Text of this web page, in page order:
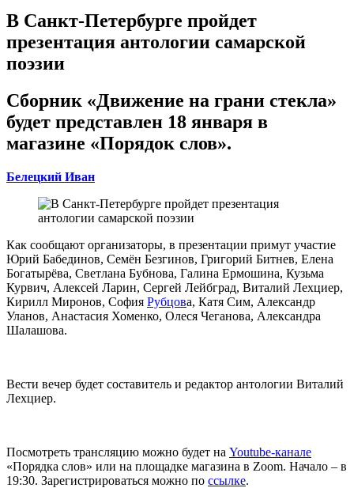
В Санкт-Петербурге пройдет
презентация антологии самарской
поэзии
Сборник «Движение на грани стекла»
будет представлен 18 января в
магазине «Порядок слов».
Белецкий Иван
Как сообщают организаторы, в презентации примут участие
Юрий Бабединов, Семён Безгинов, Григорий Битнев, Елена
Богатырёва, Светлана Бубнова, Галина Ермошина, Кузьма
Курвич, Алексей Ларин, Сергей Лейбград, Виталий Лехциер,
Кирилл Миронов, София Рубцова, Катя Сим, Александр
Уланов, Анастасия Хоменко, Олеся Чеганова, Александра
Шалашова.
Вести вечер будет составитель и редактор антологии Виталий
Лехциер.
Посмотреть трансляцию можно будет на Youtube-канале
«Порядка слов» или на площадке магазина в Zoom. Начало – в
19:30. Зарегистрироваться можно по ссылке.